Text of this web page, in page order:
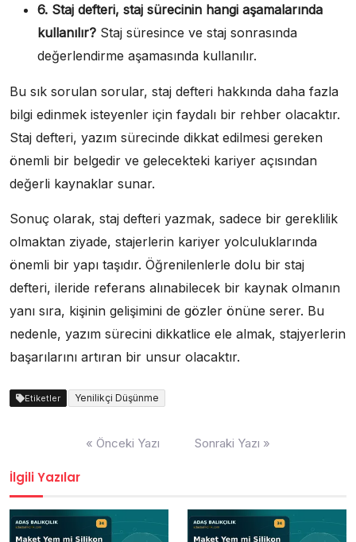
6. Staj defteri, staj sürecinin hangi aşamalarında
kullanılır? Staj süresince ve staj sonrasında
değerlendirme aşamasında kullanılır.
Bu sık sorulan sorular, staj defteri hakkında daha fazla
bilgi edinmek isteyenler için faydalı bir rehber olacaktır.
Staj defteri, yazım sürecinde dikkat edilmesi gereken
önemli bir belgedir ve gelecekteki kariyer açısından
değerli kaynaklar sunar.
Sonuç olarak, staj defteri yazmak, sadece bir gereklilik
olmaktan ziyade, stajerlerin kariyer yolculuklarında
önemli bir yapı taşıdır. Öğrenilenlerle dolu bir staj
defteri, ileride referans alınabilecek bir kaynak olmanın
yanı sıra, kişinin gelişimini de gözler önüne serer. Bu
nedenle, yazım sürecini dikkatlice ele almak, stajyerlerin
başarılarını artıran bir unsur olacaktır.
Etiketler Yenilikçi Düşünme
« Önceki Yazı Sonraki Yazı »
İlgili Yazılar